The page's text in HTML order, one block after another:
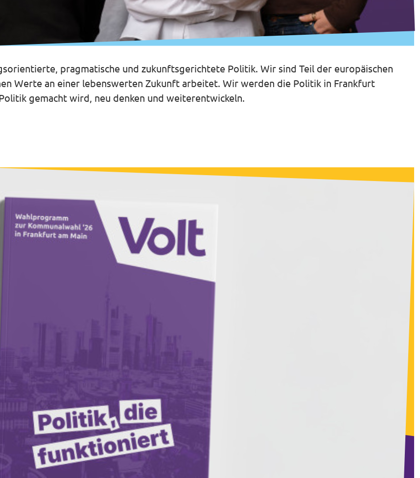
pragmatische und zukunftsgerichtete Politik. Wir sind Teil der europäischen
Werte an einer lebenswerten Zukunft arbeitet. Wir werden die Politik in Frankfurt
gemacht wird, neu denken und weiterentwickeln.